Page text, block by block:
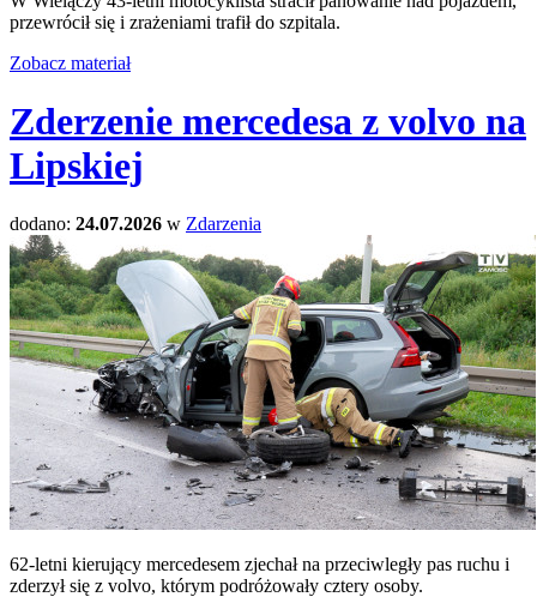
przewrócił się i zrażeniami trafił do szpitala.
Zobacz materiał
Zderzenie mercedesa z volvo na
Lipskiej
dodano: 24.07.2026 w Zdarzenia
62-letni kierujący mercedesem zjechał na przeciwległy pas ruchu i
zderzył się z volvo, którym podróżowały cztery osoby.